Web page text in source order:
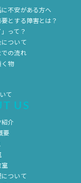
に不安がある方へ
とする障害とは？
」って？
ついて
での流れ
く物
て
US
紹介
要
室
について